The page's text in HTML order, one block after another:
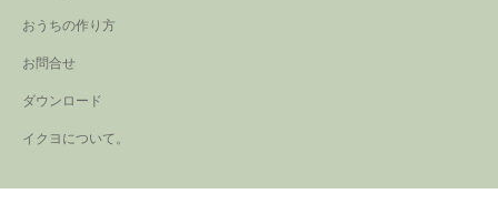
【注文住宅・中庄】～Kさ
3トーンでまとめた外観、角度
によって色んな表情を見せて
と家族用の2つ、一枚の壁で仕
建具も木目調で3パターンを使
おうちの作り方
お問合せ
ダウンロード
イクヨについて。